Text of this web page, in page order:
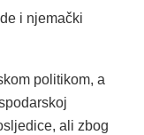
i njemački
politikom, a
ali zbog